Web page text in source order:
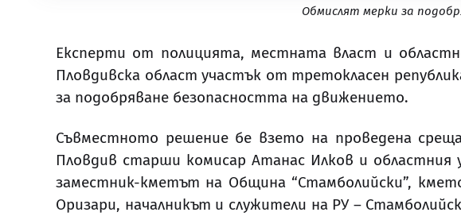
Обмислят мерки за
Експерти от полицията, местната власт и
Пловдивска област участък от третокласен
за подобряване безопасността на движението.
Съвместното решение бе взето на проведена
Пловдив старши комисар Атанас Илков и
заместник-кметът на Община “Стамболийски”,
Оризари, началникът и служители на РУ –